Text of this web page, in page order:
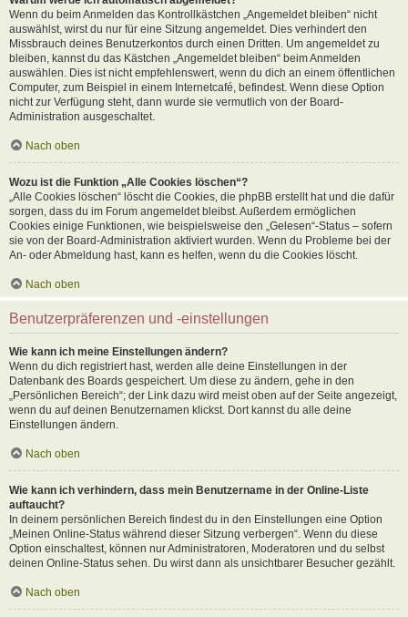
Wenn du beim Anmelden das Kontrollkästchen „Angemeldet bleiben“ nicht
auswählst, wirst du nur für eine Sitzung angemeldet. Dies verhindert den
Missbrauch deines Benutzerkontos durch einen Dritten. Um angemeldet zu
bleiben, kannst du das Kästchen „Angemeldet bleiben“ beim Anmelden
auswählen. Dies ist nicht empfehlenswert, wenn du dich an einem öffentlichen
Computer, zum Beispiel in einem Internetcafé, befindest. Wenn diese Option
nicht zur Verfügung steht, dann wurde sie vermutlich von der Board-
Administration ausgeschaltet.
Nach oben
Wozu ist die Funktion „Alle Cookies löschen“?
„Alle Cookies löschen“ löscht die Cookies, die phpBB erstellt hat und die dafür
sorgen, dass du im Forum angemeldet bleibst. Außerdem ermöglichen
Cookies einige Funktionen, wie beispielsweise den „Gelesen“-Status – sofern
sie von der Board-Administration aktiviert wurden. Wenn du Probleme bei der
An- oder Abmeldung hast, kann es helfen, wenn du die Cookies löscht.
Nach oben
Benutzerpräferenzen und -einstellungen
Wie kann ich meine Einstellungen ändern?
Wenn du dich registriert hast, werden alle deine Einstellungen in der
Datenbank des Boards gespeichert. Um diese zu ändern, gehe in den
„Persönlichen Bereich“; der Link dazu wird meist oben auf der Seite angezeigt,
wenn du auf deinen Benutzernamen klickst. Dort kannst du alle deine
Einstellungen ändern.
Nach oben
Wie kann ich verhindern, dass mein Benutzername in der Online-Liste
auftaucht?
In deinem persönlichen Bereich findest du in den Einstellungen eine Option
„Meinen Online-Status während dieser Sitzung verbergen“. Wenn du diese
Option einschaltest, können nur Administratoren, Moderatoren und du selbst
deinen Online-Status sehen. Du wirst dann als unsichtbarer Besucher gezählt.
Nach oben